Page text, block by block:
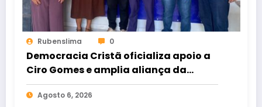
Rubenslima 0
Democracia Cristã oficializa apoio a
Ciro Gomes e amplia aliança da
oposição no Ceará
Agosto 6, 2026